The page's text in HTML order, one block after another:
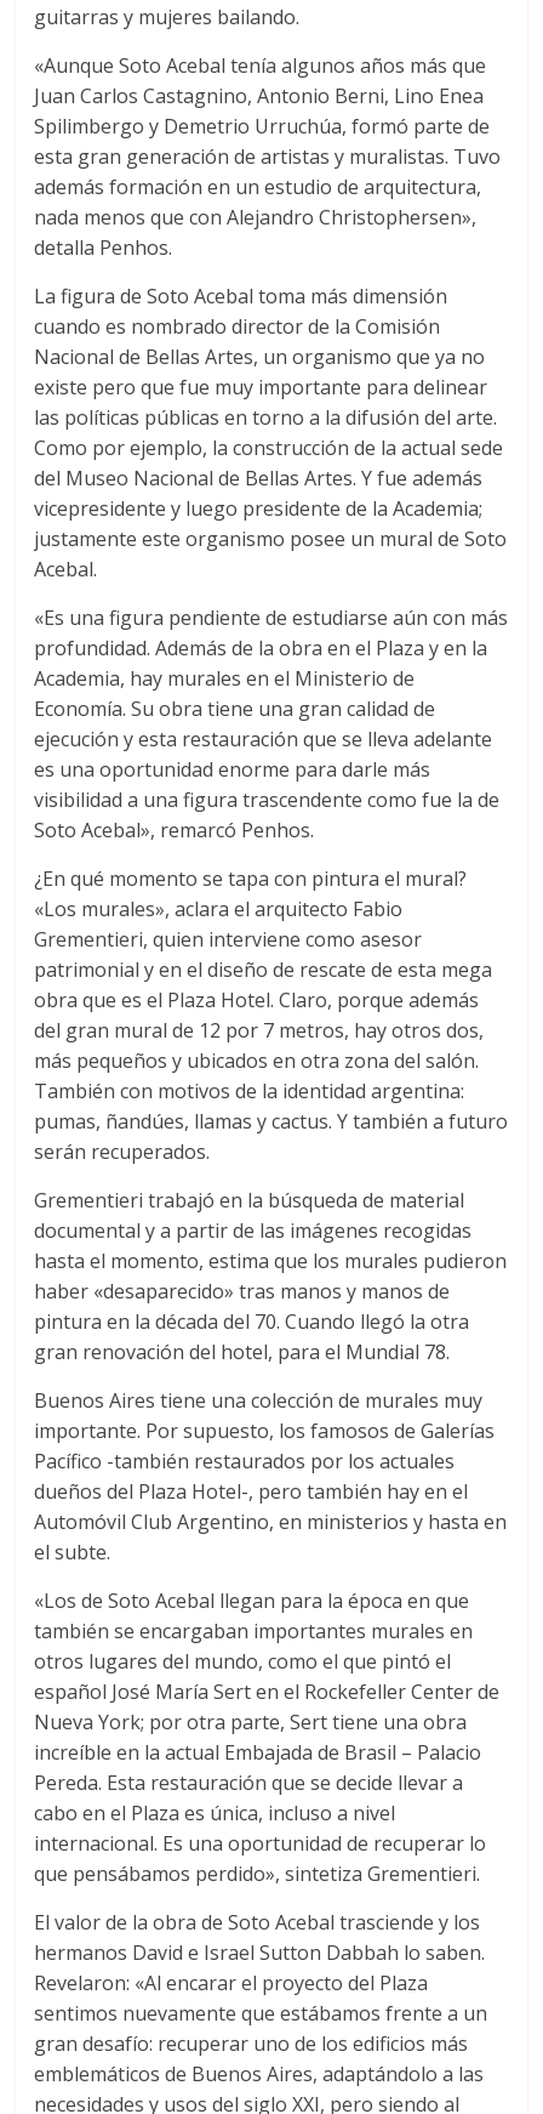
guitarras y mujeres bailando.
«Aunque Soto Acebal tenía algunos años más que
Juan Carlos Castagnino, Antonio Berni, Lino Enea
Spilimbergo y Demetrio Urruchúa, formó parte de
esta gran generación de artistas y muralistas. Tuvo
además formación en un estudio de arquitectura,
nada menos que con Alejandro Christophersen»,
detalla Penhos.
La figura de Soto Acebal toma más dimensión
cuando es nombrado director de la Comisión
Nacional de Bellas Artes, un organismo que ya no
existe pero que fue muy importante para delinear
las políticas públicas en torno a la difusión del arte.
Como por ejemplo, la construcción de la actual sede
del Museo Nacional de Bellas Artes. Y fue además
vicepresidente y luego presidente de la Academia;
justamente este organismo posee un mural de Soto
Acebal.
«Es una figura pendiente de estudiarse aún con más
profundidad. Además de la obra en el Plaza y en la
Academia, hay murales en el Ministerio de
Economía. Su obra tiene una gran calidad de
ejecución y esta restauración que se lleva adelante
es una oportunidad enorme para darle más
visibilidad a una figura trascendente como fue la de
Soto Acebal», remarcó Penhos.
¿En qué momento se tapa con pintura el mural?
«Los murales», aclara el arquitecto Fabio
Grementieri, quien interviene como asesor
patrimonial y en el diseño de rescate de esta mega
obra que es el Plaza Hotel. Claro, porque además
del gran mural de 12 por 7 metros, hay otros dos,
más pequeños y ubicados en otra zona del salón.
También con motivos de la identidad argentina:
pumas, ñandúes, llamas y cactus. Y también a futuro
serán recuperados.
Grementieri trabajó en la búsqueda de material
documental y a partir de las imágenes recogidas
hasta el momento, estima que los murales pudieron
haber «desaparecido» tras manos y manos de
pintura en la década del 70. Cuando llegó la otra
gran renovación del hotel, para el Mundial 78.
Buenos Aires tiene una colección de murales muy
importante. Por supuesto, los famosos de Galerías
Pacífico -también restaurados por los actuales
dueños del Plaza Hotel-, pero también hay en el
Automóvil Club Argentino, en ministerios y hasta en
el subte.
«Los de Soto Acebal llegan para la época en que
también se encargaban importantes murales en
otros lugares del mundo, como el que pintó el
español José María Sert en el Rockefeller Center de
Nueva York; por otra parte, Sert tiene una obra
increíble en la actual Embajada de Brasil – Palacio
Pereda. Esta restauración que se decide llevar a
cabo en el Plaza es única, incluso a nivel
internacional. Es una oportunidad de recuperar lo
que pensábamos perdido», sintetiza Grementieri.
El valor de la obra de Soto Acebal trasciende y los
hermanos David e Israel Sutton Dabbah lo saben.
Revelaron: «Al encarar el proyecto del Plaza
sentimos nuevamente que estábamos frente a un
gran desafío: recuperar uno de los edificios más
emblemáticos de Buenos Aires, adaptándolo a las
necesidades y usos del siglo XXI, pero siendo al